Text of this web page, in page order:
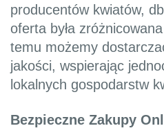
producentów kwiatów,
oferta była
temu możemy
jakości, wspierając
lokalnych gospodarstw
Bezpieczne Zakupy